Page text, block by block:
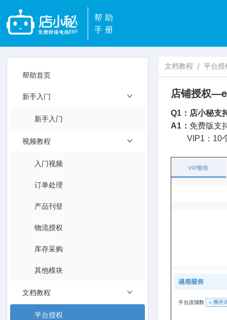
帮助
手册
帮助首页
新手入门
新手入门
视频教程
入门视频
订单处理
产品刊登
物流授权
库存采购
其他模块
文档教程
平台授权
文档教程 / 平台授
店铺授权
Q1：店小秘支
A1： 免费版支
VIP1：10个